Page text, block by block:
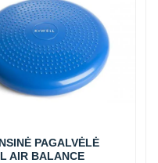
PAGALVĖLĖ
AIR BALANCE